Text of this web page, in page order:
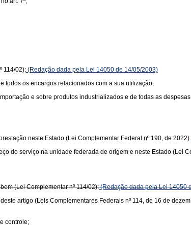
114/02); (Redação dada pela Lei 14050 de 14/05/2003)
todos os encargos relacionados com a sua utilização;
e sobre produtos industrializados e de todas as
neste Estado (Lei Complementar Federal nº 190, de 2022).
do serviço na unidade federada de origem e neste Estado (Lei
(Lei Complementar nº 114/02):(Redação dada pela Lei 14050
artigo (Leis Complementares Federais nº 114, de 16 de
controle;